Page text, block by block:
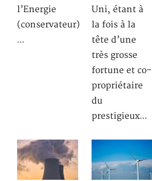
l’Energie
(conservateur)
…
Uni, étant à
la fois à la
tête d’une
très grosse
fortune et co-
propriétaire
du
prestigieux…